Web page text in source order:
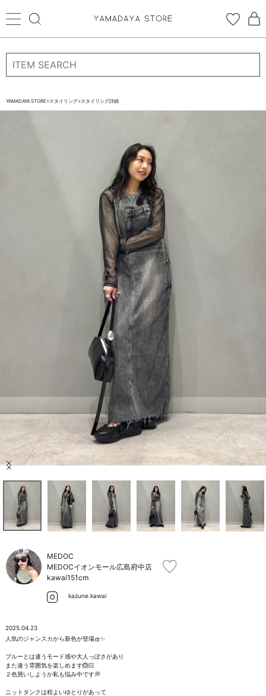
ログイン 新規会員登録
STORE BRAND・LABELから探す
ブランド一覧
店舗検索
ご利用ガイド/ヘルプ
YAMADAYA STORE>スタイリング>スタイリング詳細
Item
MEDOC
MEDOCイオンモール広島府中店
kawai151cm
kazune.kawai
2025.04.23
人気のジャンスカから新色が登場🧺✨
ブルーとは違うモード感や大人っぽさがあり
また違う雰囲気を楽しめます🙆🏻
２色買いしようか私も悩み中です💭
ニットタンクは程よいゆとりがあって